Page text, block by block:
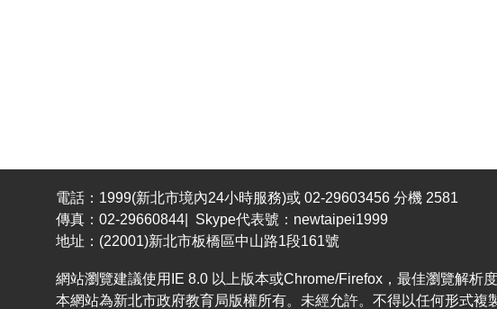
電話：1999(新北市境內24小時服務)或 02-29603456 分機 2581
傳真：02-29660844| Skype代表號：newtaipei1999
地址：(22001)新北市板橋區中山路1段161號
網站瀏覽建議使用IE 8.0 以上版本或Chrome/Firefox，最佳瀏覽解析
本網站為新北市政府教育局版權所有。未經允許。不得以任何形式複